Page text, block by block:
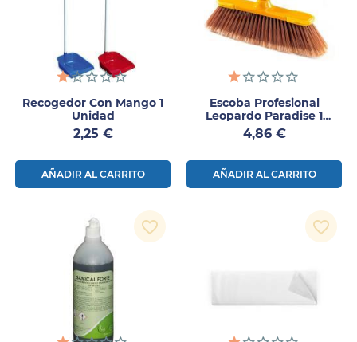
Recogedor Con Mango 1
Unidad
Precio
2,25 €
AÑADIR AL CARRITO
Escoba Profesional
Leopardo Paradise 1
Unidad
Precio
4,86 €
AÑADIR AL CARRITO
favorite_border favorite_border